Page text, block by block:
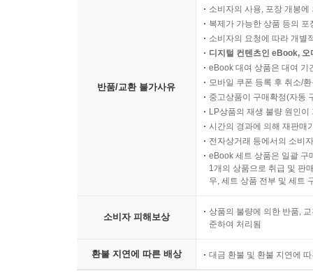
반품/교환 불가사유
소비자의 사용, 포장 개봉
복제가 가능한 상품 등의
소비자의 요청에 따라 개별
디지털 컨텐츠인 eBook,
eBook 대여 상품은 대여 기
모바일 쿠폰 등록 후 취소/
중고상품이 구매확정(자동
LP상품의 재생 불량 원인
시간의 경과에 의해 재판매
전자상거래 등에서의 소비
eBook 세트 상품은 일괄 구
1개의 상품으로 취급 및 판
우, 세트 상품 전부 및 세트
소비자 피해보상
상품의 불량에 의한 반품,
준하여 처리됨
환불 지연에 따른 배상 대금 환불 및 환불 지연에